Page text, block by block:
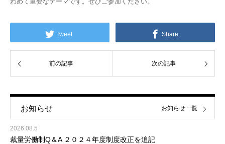
Tweet Share
前の記事 次の記事
お知らせ
2026.08.5
裁量労働制Q＆A ２０２４年度制度改正を追記
お知らせ一覧